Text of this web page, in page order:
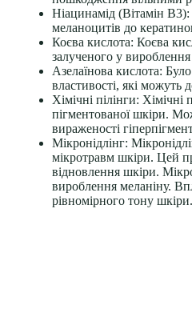
Ніацинамід (Вітамін B3):
меланоцитів до
Коєва кислота: Коєва
залученого у вироблення
Азелаїнова кислота:
властивості, які можуть
Хімічні пілінги: Хімічні
пігментованої шкіри.
вираженості
Мікронідлінг:
мікротравм шкіри. Цей
відновлення шкіри.
вироблення меланіну.
рівномірного тону шкіри.